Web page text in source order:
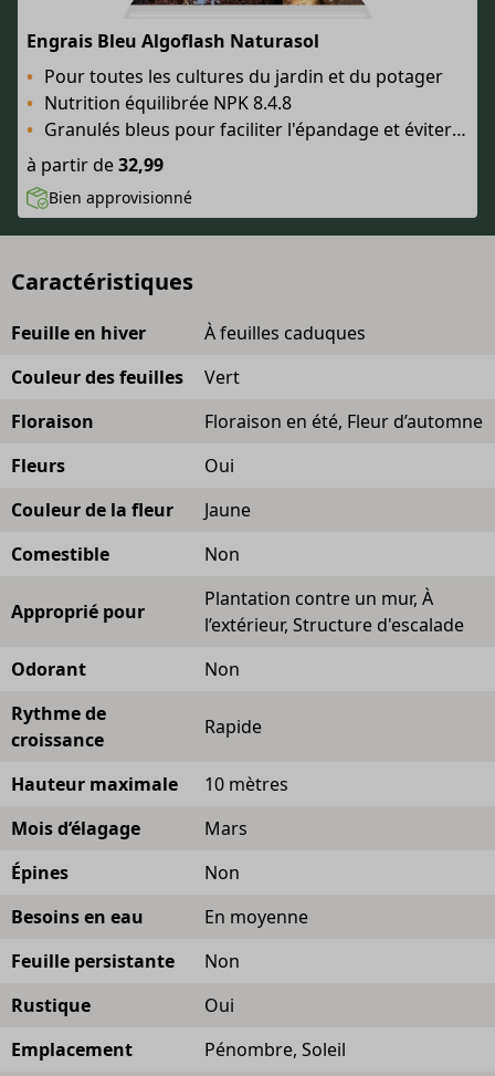
Engrais Bleu Algoflash Naturasol
Pour toutes les cultures du jardin et du potager
Nutrition équilibrée NPK 8.4.8
Granulés bleus pour faciliter l'épandage et éviter le surdosage
à partir de32,99
Bien approvisionné
Caractéristiques
Feuille en hiver
À feuilles caduques
Couleur des feuilles
Vert
Floraison
Floraison en été, Fleur d’automne
Fleurs
Oui
Couleur de la fleur
Jaune
Comestible
Non
Approprié pour
Plantation contre un mur, À
l’extérieur, Structure d'escalade
Odorant
Non
Rythme de
croissance
Rapide
Hauteur maximale
10 mètres
Mois d’élagage
Mars
Épines
Non
Besoins en eau
En moyenne
Feuille persistante
Non
Rustique
Oui
Emplacement
Pénombre, Soleil